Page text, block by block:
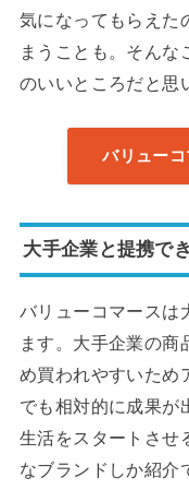
気になってもらえた
まうことも。そんな
のいいところだと思
バリュー
大手企業と提携で
バリューコマースは
ます。大手企業の商
め買われやすいため
でも相対的に成果が
生活をスタートさせ
なブランドしか紹介